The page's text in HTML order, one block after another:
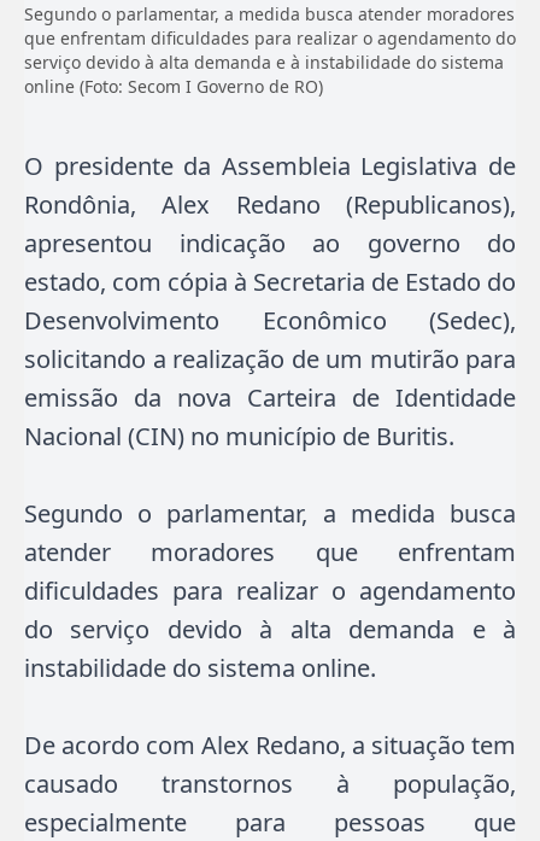
Segundo o parlamentar, a medida busca atender moradores
que enfrentam dificuldades para realizar o agendamento do
serviço devido à alta demanda e à instabilidade do sistema
online (Foto: Secom I Governo de RO)
O presidente da Assembleia Legislativa de
Rondônia, Alex Redano (Republicanos),
apresentou indicação ao governo do
estado, com cópia à Secretaria de Estado do
Desenvolvimento Econômico (Sedec),
solicitando a realização de um mutirão para
emissão da nova Carteira de Identidade
Nacional (CIN) no município de Buritis.
Segundo o parlamentar, a medida busca
atender moradores que enfrentam
dificuldades para realizar o agendamento
do serviço devido à alta demanda e à
instabilidade do sistema online.
De acordo com Alex Redano, a situação tem
causado transtornos à população,
especialmente para pessoas que